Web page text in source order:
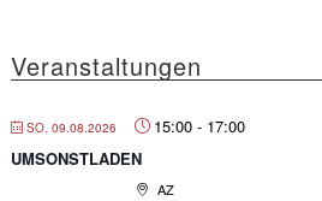
e
n
Veranstaltungen
SO. 09.08.2026 15:00- 17:00
UMSONSTLADEN
AZ